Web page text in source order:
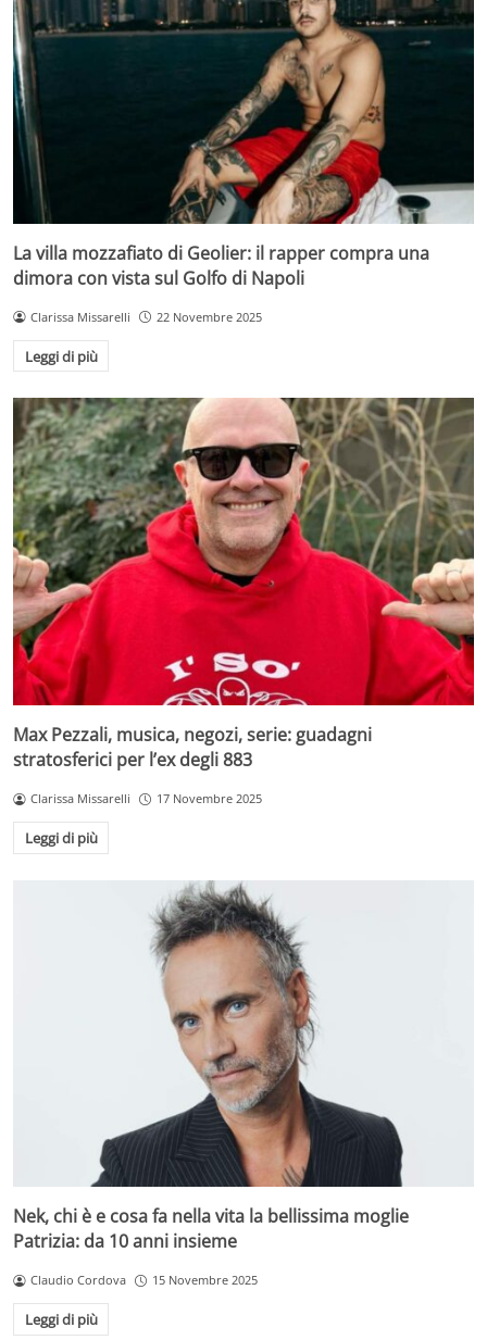
La villa mozzafiato di Geolier: il rapper compra una
dimora con vista sul Golfo di Napoli
Clarissa Missarelli 22 Novembre 2025
Leggi di più
Max Pezzali, musica, negozi, serie: guadagni
stratosferici per l’ex degli 883
Clarissa Missarelli 17 Novembre 2025
Leggi di più
Nek, chi è e cosa fa nella vita la bellissima moglie
Patrizia: da 10 anni insieme
Claudio Cordova 15 Novembre 2025
Leggi di più